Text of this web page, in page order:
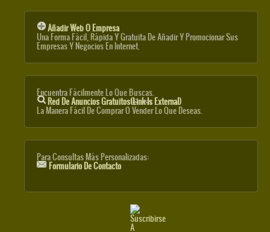
Añadir Web O Empresa
Una Forma Fácil, Rápida Y Gratuita De Añadir Y Promocionar Sus
Empresas Y Negocios En Internet.
Encuentra Fácilmente Lo Que Buscas.
Red De Anuncios Gratuitos(link Is External)
La Manera Fácil De Comprar O Vender Lo Que Deseas.
Para Consultas Más Personalizadas:
Formulario De Contacto